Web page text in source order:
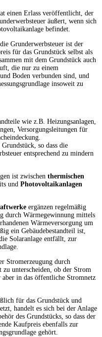
einen Erlass veröffentlicht, der
äußert, wenn sich
befindet.
Grunderwerbsteuer ist der
für das Grundstück selbst als
mit dem Grundstück auch
die nur zu einem
Boden verbunden sind, und
insoweit zu
wie z.B. Heizungsanlagen,
Versorgungsleitungen für
so dass die
entsprechend zu mindern
ist zwischen thermischen
und Photovoltaikanlagen
ergänzen regelmäßig
durch Wärmegewinnung mittels
Wärmeversorgung um
ein Gebäudebestandteil ist,
Solaranlage entfällt, zur
Stromerzeugung durch
zu unterscheiden, ob der Strom
in das öffentliche Stromnetz
für das Grundstück und
handelt es sich bei der Anlage
des Grundstücks, so dass der
Kaufpreis ebenfalls zur
gehört.